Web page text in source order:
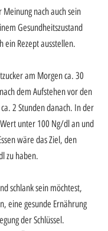
nach auch sein
Gesundheitszustand
ein Rezept ausstellen.
am Morgen ca. 30
dem Aufstehen vor den
2 Stunden danach. In der
unter 100 Ng/dl an und
wäre das Ziel, den
zu haben.
schlank sein möchtest,
eine gesunde Ernährung
der Schlüssel.